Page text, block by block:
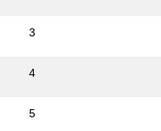
3
4
5